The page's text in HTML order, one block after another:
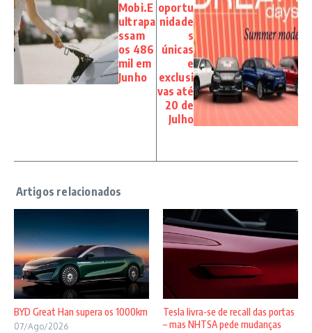
Mobi.E
ultrapa
ssam
os 486
mil em
Junho
oportu
nidade
s
únicas
e
exclusi
vas até
20 de
Julho
BYD Great Han supera os 1000km
07/Ago/2026
Tesla livra-se de recall das portas
– mas NHTSA pede mudanças